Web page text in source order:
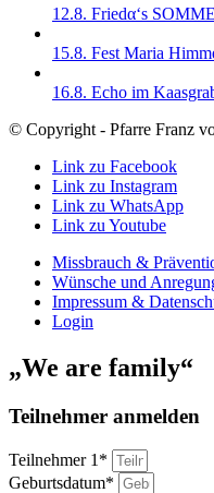
12.8. Friedα‘s
15.8. Fest Maria
16.8. Echo im
© Copyright - Pfarre Franz
Link zu Facebook
Link zu Instagram
Link zu WhatsApp
Link zu Youtube
Missbrauch &
Wünsche und
Impressum &
Login
„We are family“
Teilnehmer anmelden
Teilnehmer 1*
Geburtsdatum*